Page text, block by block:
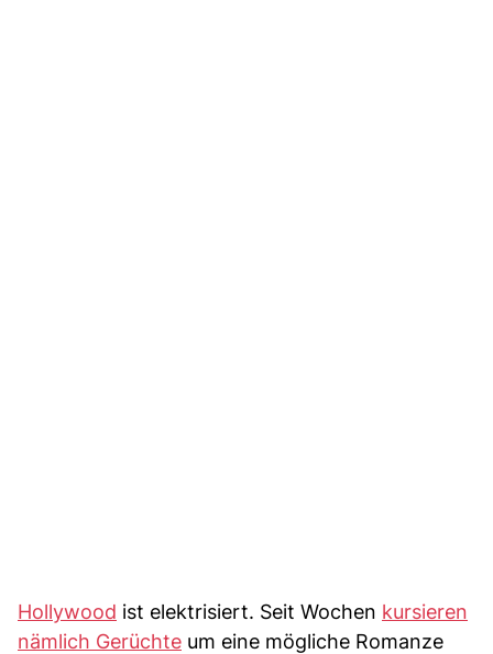
Hollywood ist elektrisiert. Seit Wochen kursieren
nämlich Gerüchte um eine mögliche Romanze